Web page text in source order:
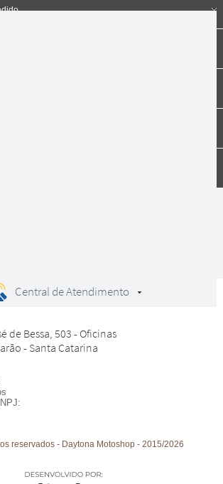
Central de Atendimento
de Bessa, 503 - Oficinas
- Santa Catarina
reservados -Daytona Motoshop -2015/2026